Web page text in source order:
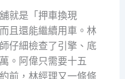
就是「押車換現
且還能繼續用車。林
仔細檢查了引擎、底
。阿偉只需要十五
前，林經理又一條條